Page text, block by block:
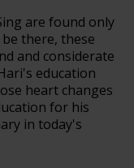
are found only
there, these
and considerate
education
heart changes
for his
in today's